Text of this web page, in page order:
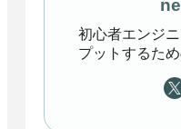
初心者エンジ
プットするた